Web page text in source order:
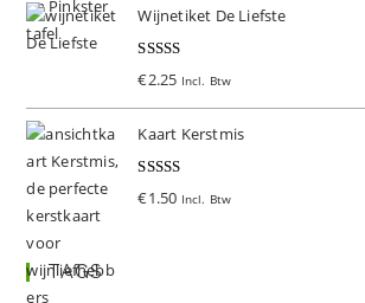
Wijnetiket De Liefste
Gewaardeer
€2.25 Incl. Btw
Kaart Kerstmis
Gewaardeer
€1.50 Incl. Btw
TAGS